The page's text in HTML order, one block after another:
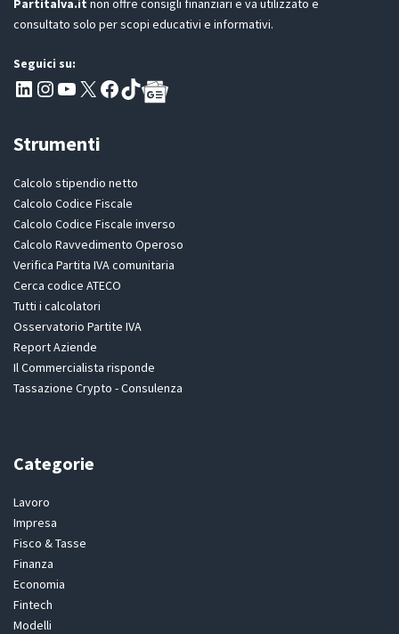
PartitaIva.it non offre consigli finanziari e va utilizzato e
consultato solo per scopi educativi e informativi.
Seguici su:
Pagina LinkedIn PartitaIva
Instagram
Canale YouTube Evoluzione - Partitaiva.it
X Segui PartitaIva su Facebook
TikTok
Strumenti
Calcolo stipendio netto
Calcolo Codice Fiscale
Calcolo Codice Fiscale inverso
Calcolo Ravvedimento Operoso
Verifica Partita IVA comunitaria
Cerca codice ATECO
Tutti i calcolatori
Osservatorio Partite IVA
Report Aziende
Il Commercialista risponde
Tassazione Crypto - Consulenza
Categorie
Lavoro
Impresa
Fisco & Tasse
Finanza
Economia
Fintech
Modelli